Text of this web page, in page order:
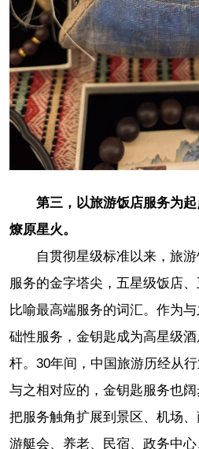
第三，以旅游饭店服务为
燎原星火。
自贯彻星级标准以来，旅
服务的金字塔尖，五星级饭店
比喻最高端服务的词汇。作为
础性服务，金钥匙成为高星级
杆。30年间，中国旅游历经从
与之相对应的，金钥匙服务也阔
把服务触角扩展到景区、机场、
游艇会、养老、民宿、政务中